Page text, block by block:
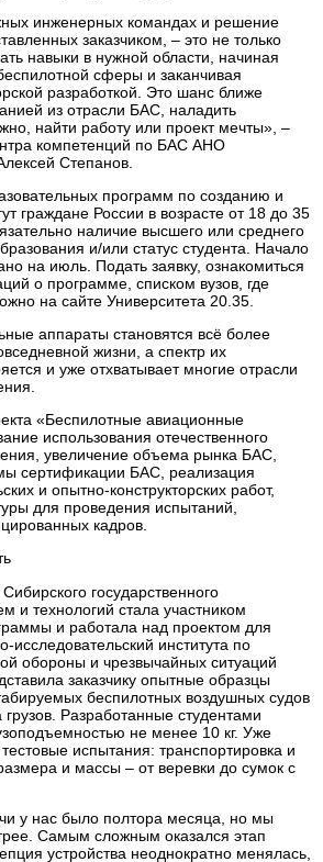
инженерных командах и решение
заказчиком, – это не только
навыки в нужной области, начиная
сферы и заканчивая
разработкой. Это шанс ближе
из отрасли БАС, наладить
найти работу или проект мечты», –
компетенций по БАС АНО
Степанов.
программ по созданию и
граждане России в возрасте от 18 до 35
наличие высшего или среднего
и/или статус студента. Начало
на июль. Подать заявку, ознакомиться
о программе, списком вузов, где
на сайте Университета 20.35.
аппараты становятся всё более
жизни, а спектр их
и уже отхватывает многие отрасли
«Беспилотные авиационные
использования отечественного
увеличение объема рынка БАС,
сертификации БАС, реализация
и опытно-конструкторских работ,
для проведения испытаний,
кадров.
государственного
и технологий стала участником
и работала над проектом для
исследовательский института по
обороны и чрезвычайных ситуаций
заказчику опытные образцы
беспилотных воздушных судов
грузов. Разработанные студентами
не менее 10 кг. Уже
испытания: транспортировка и
и массы – от веревки до сумок с
у нас было полтора месяца, но мы
Самым сложным оказался этап
устройства неоднократно менялась,